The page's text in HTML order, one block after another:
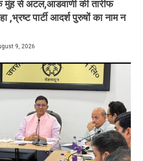
मुंह से अटल,आडवाणी की तारीफ
,भ्रष्ट पार्टी आदर्श पुरुषों का नाम न
9, 2026